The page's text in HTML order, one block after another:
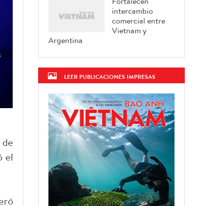
el
intercambio
comercial entre
Vietnam y
Argentina
LEER PUBLICACIONES IMPRESAS